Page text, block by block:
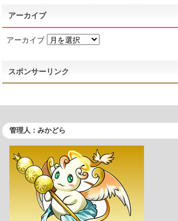
アーカイブ
アーカイブ
スポンサーリンク
管理人：みかどら